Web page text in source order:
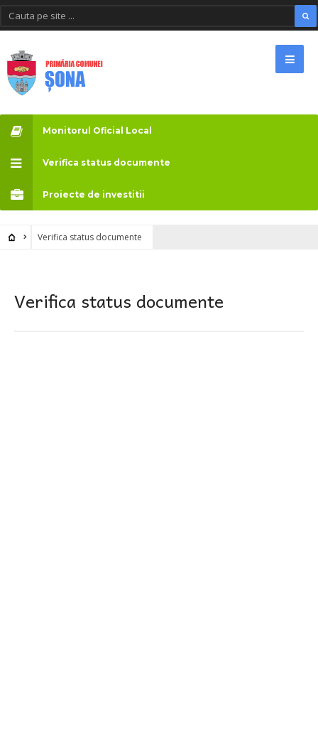
Monitorul Oficial Local
Verifica status documente
Proiecte de investitii
Verifica status documente
Verifica status documente